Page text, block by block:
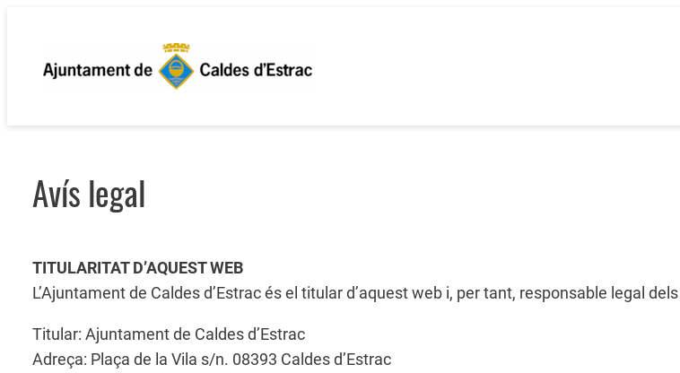
contingut
Avís legal
TITULARITAT D’AQUEST WEB
L’Ajuntament de Caldes d’Estrac és el titular d’aquest web i, per tant, responsable legal
Titular: Ajuntament de Caldes d’Estrac
Adreça: Plaça de la Vila s/n. 08393 Caldes d’Estrac